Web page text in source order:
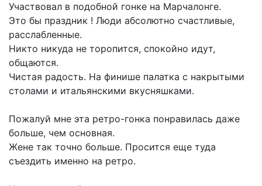
Участвовал в подобной гонке на Марчалонге.
Это бы праздник ! Люди абсолютно счастливые,
расслабленные.
Никто никуда не торопится, спокойно идут,
общаются.
Чистая радость. На финише палатка с накрытыми
столами и итальянскими вкусняшками.
Пожалуй мне эта ретро-гонка понравилась даже
больше, чем основная.
Жене так точно больше. Просится еще туда
съездить именно на ретро.